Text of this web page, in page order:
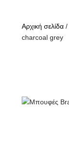
Αρχική σελίδα/
charcoal grey